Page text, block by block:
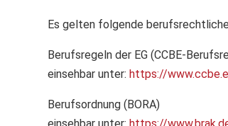
Es gelten folgende
Berufsregeln der EG (CCBE-
einsehbar unter:https://
Berufsordnung (BORA)
einsehbar unter:https://